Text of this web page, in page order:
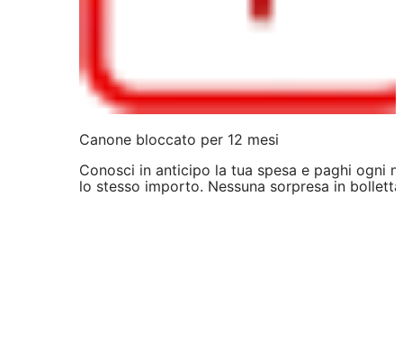
Canone bloccato per 12 mesi
Conosci in anticipo la tua spesa e paghi ogni
lo stesso importo. Nessuna sorpresa in